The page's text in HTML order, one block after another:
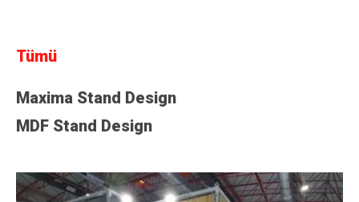
Tümü
Maxima Stand Design
MDF Stand Design